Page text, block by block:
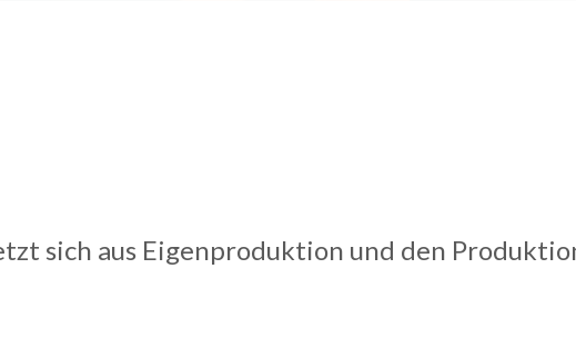
sich aus Eigenproduktion und den